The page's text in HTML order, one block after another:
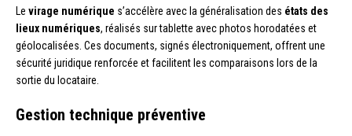
Le virage numérique s’accélère avec la généralisation des états des
lieux numériques, réalisés sur tablette avec photos horodatées et
géolocalisées. Ces documents, signés électroniquement, offrent une
sécurité juridique renforcée et facilitent les comparaisons lors de la
sortie du locataire.
Gestion technique préventive